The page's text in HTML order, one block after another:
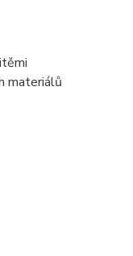
materiálů